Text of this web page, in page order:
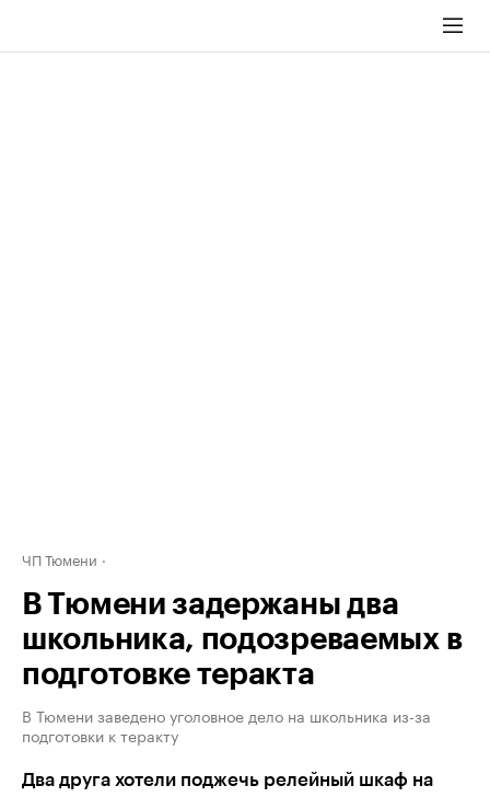
ЧП Тюмени
В Тюмени задержаны два
школьника, подозреваемых в
подготовке теракта
В Тюмени заведено уголовное дело на школьника из-за
подготовки к теракту
Два друга хотели поджечь релейный шкаф на